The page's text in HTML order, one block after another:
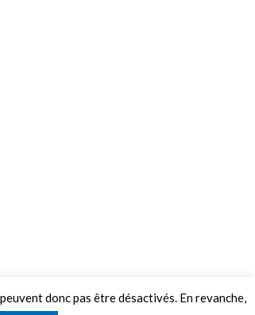
donc pas être désactivés. En revanche,